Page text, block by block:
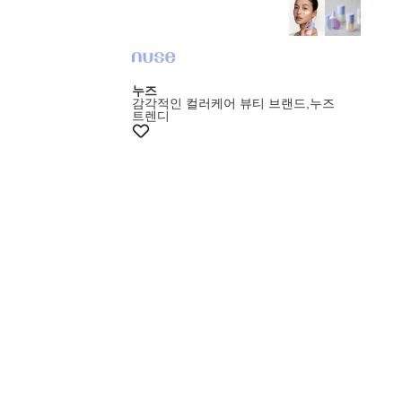
누즈
감각적인 컬러케어 뷰티 브랜드,누즈​
트렌디